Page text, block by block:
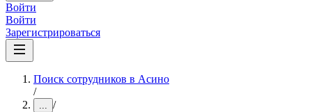
Войти
Войти
Зарегистрироваться
Поиск сотрудников в Асино
/
... /